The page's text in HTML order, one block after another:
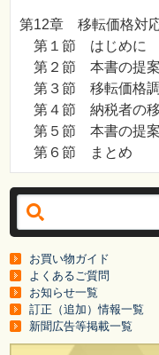
第12章 移転価格対
第１節 はじめに
第２節 本書の提案
第３節 移転価格調
第４節 納税者の移
第５節 本書の提
第６節 まとめ
お買い物ガイド
よくあるご質問
お知らせ一覧
訂正（追加）情報一覧
新聞広告等掲載一覧